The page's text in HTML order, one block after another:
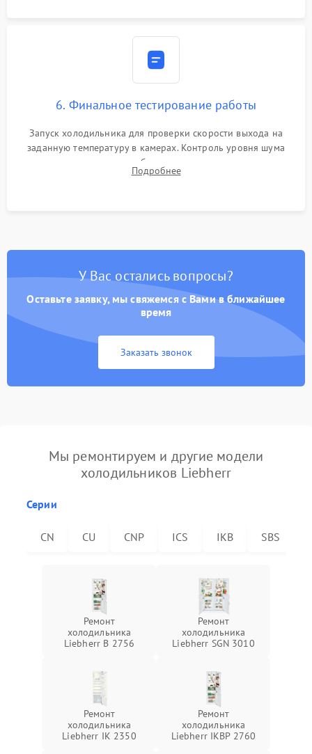
6. Финальное тестирование работы
Запуск холодильника для проверки скорости выхода на
заданную температуру в камерах. Контроль уровня шума
компрессора, отсутствия обмерзания стенок и корректного
срабатывания системы автоматической оттайки.
Подробнее
У Вас остались вопросы?
Оставьте заявку, мы свяжемся с Вами в ближайшее
время
Заказать звонок
Мы ремонтируем и другие модели
холодильников Liebherr
Серии
CN CU CNP ICS IKB SBS
Ремонт
холодильника
Liebherr B 2756
Ремонт
холодильника
Liebherr SGN 3010
Ремонт
холодильника
Liebherr IK 2350
Ремонт
холодильника
Liebherr IKBP 2760